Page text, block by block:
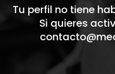
Tu perfil no tiene
Si quieres